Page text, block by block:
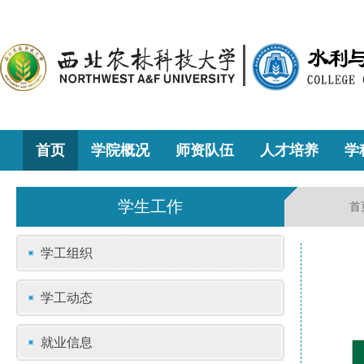
首页 学院概况 师资队伍 人才培养 学
学生工作 首
学工组织
学工动态
就业信息